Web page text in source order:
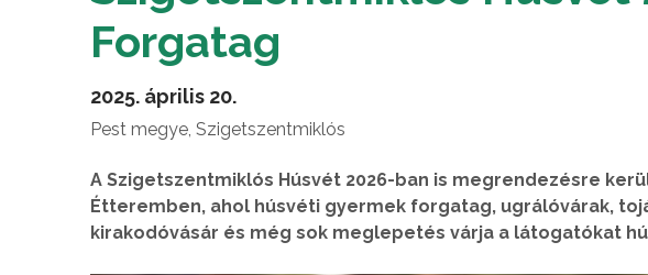
Forgatag
2025. április 20.
Pest megye, Szigetszentmiklós
A Szigetszentmiklós Húsvét 2026-ban is megrendezésre
Étteremben, ahol húsvéti gyermek forgatag, ugrálóvárak,
kirakodóvásár és még sok meglepetés várja a látogatókat